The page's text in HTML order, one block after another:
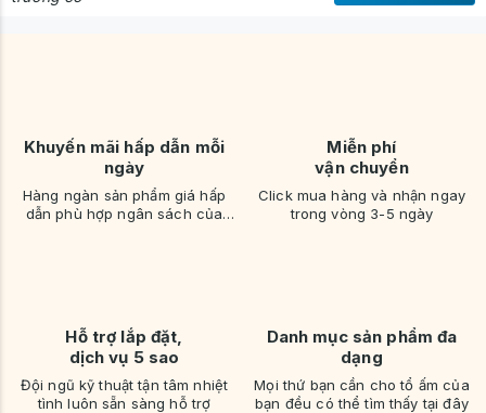
✅ Lắp đặt chuyên nghiệp, bảo hành uy tín
Khuyến mãi hấp dẫn mỗi
ngày
Hàng ngàn sản phẩm giá hấp
dẫn phù hợp ngân sách của
Miễn phí
vận chuyển
Click mua hàng và nhận ngay
trong vòng 3-5 ngày
Hỗ trợ lắp đặt,
dịch vụ 5 sao
Đội ngũ kỹ thuật tận tâm nhiệt
tình luôn sẵn sàng hỗ trợ
Danh mục sản phẩm đa
dạng
Mọi thứ bạn cần cho tổ ấm của
bạn đều có thể tìm thấy tại đây